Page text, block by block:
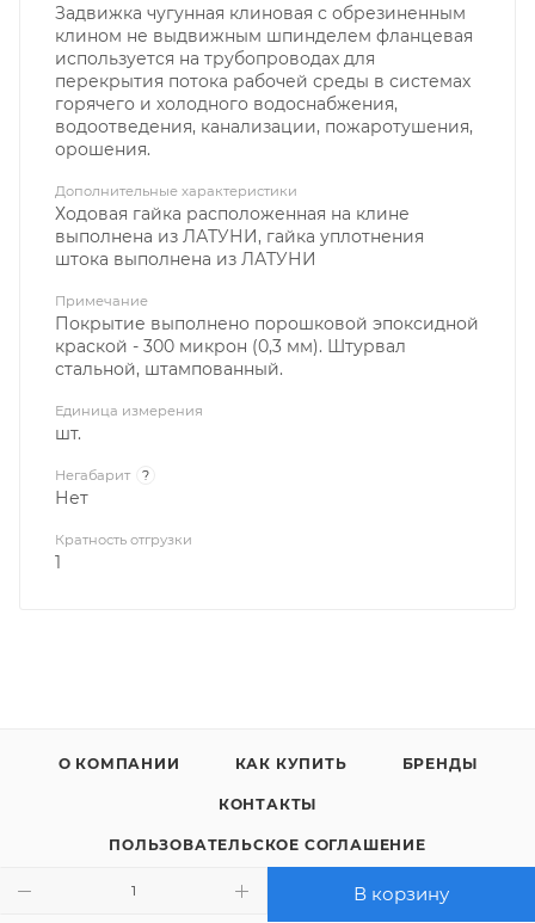
В корзину
Задвижка чугунная клиновая с обрезиненным
клином не выдвижным шпинделем фланцевая
используется на трубопроводах для
перекрытия потока рабочей среды в системах
горячего и холодного водоснабжения,
водоотведения, канализации, пожаротушения,
орошения.
Дополнительные характеристики
Ходовая гайка расположенная на клине
выполнена из ЛАТУНИ, гайка уплотнения
штока выполнена из ЛАТУНИ
Примечание
Покрытие выполнено порошковой эпоксидной
краской - 300 микрон (0,3 мм). Штурвал
стальной, штампованный.
Единица измерения
шт.
Негабарит ?
Нет
Кратность отгрузки
1
О КОМПАНИИ КАК КУПИТЬ БРЕНДЫ
КОНТАКТЫ
ПОЛЬЗОВАТЕЛЬСКОЕ СОГЛАШЕНИЕ
ПОЛИТИКА КОНФИДЕНЦИАЛЬНОСТИ